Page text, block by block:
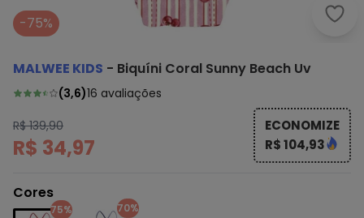
-75%
MALWEE KIDS - Biquíni Coral Sunny Beach Uv
(3,6)16 avaliações
R$ 139,90
R$ 34,97
ECONOMIZE
R$ 104,93
Cores
75% 70%